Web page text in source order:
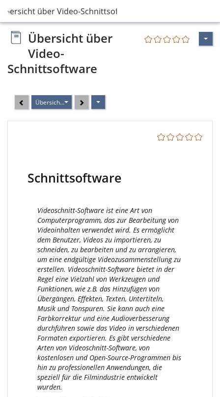
über Video-Schnittsoftware
Übersicht über
Video-
Schnittsoftware
Übersicht über Video-Schnittsoftware
Schnittsoftware
Videoschnitt-Software ist eine Art von
Computerprogramm, das zur Bearbeitung von
Videoinhalten verwendet wird. Es ermöglicht
dem Benutzer, Videos zu importieren, zu
schneiden, zu bearbeiten und zu arrangieren,
um eine endgültige Videozusammenstellung zu
erstellen. Videoschnitt-Software bietet in der
Regel eine Vielzahl von Werkzeugen und
Funktionen, wie z.B. das Hinzufügen von
Übergängen, Effekten, Texten, Untertiteln,
Musik und Tonspuren. Sie kann auch eine
Farbkorrektur und eine Audioverbesserung
durchführen sowie das Video in verschiedenen
Formaten exportieren. Es gibt verschiedene
Arten von Videoschnitt-Software, von
kostenlosen und Open-Source-Programmen bis
hin zu professionellen Anwendungen, die
speziell für die Filmindustrie entwickelt
wurden.